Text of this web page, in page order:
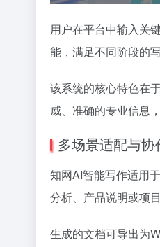
用户在平台中输入关
能，满足不同阶段的写
该系统的核心特色在
威、准确的专业信息
多场景适配与协
知网AI智能写作适用
分析、产品说明或项
生成的文档可导出为